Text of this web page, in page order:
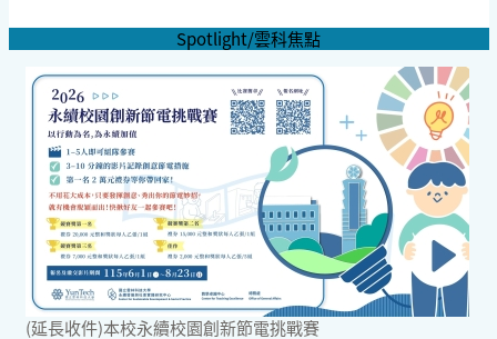
Spotlight/雲科焦點
(延長收件)本校永續校園創新節電挑戰賽